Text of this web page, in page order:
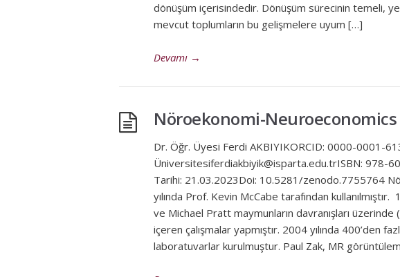
dönüşüm içerisindedir. Dönüşüm sürecinin temeli,
mevcut toplumların bu gelişmelere uyum […]
Devamı →
Nöroekonomi-Neuroeconomics
Dr. Öğr. Üyesi Ferdi AKBIYIKORCID: 0000-0001-
Üniversitesiferdiakbiyik@isparta.edu.trISBN: 978-
Tarihi: 21.03.2023Doi: 10.5281/zenodo.7755764
yılında Prof. Kevin McCabe tarafından
ve Michael Pratt maymunların davranışları
içeren çalışmalar yapmıştır. 2004 yılında 400’den
laboratuvarlar kurulmuştur. Paul Zak, MR